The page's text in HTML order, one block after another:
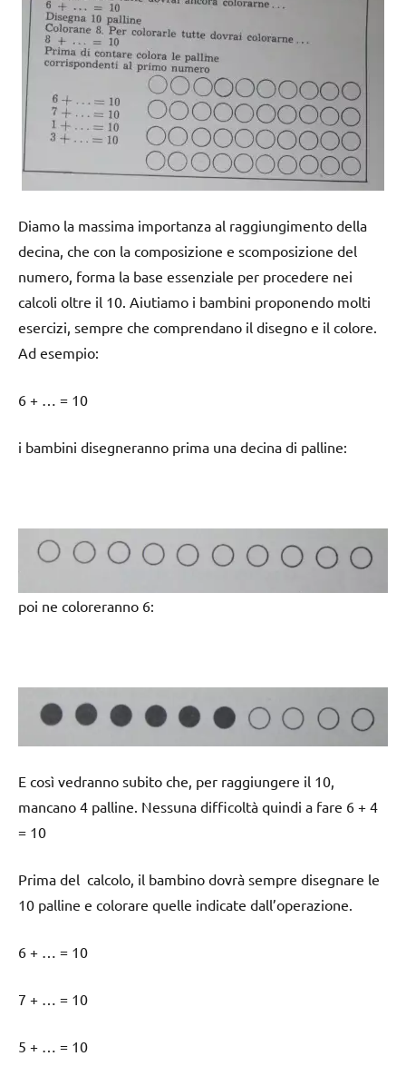
Diamo la massima importanza al raggiungimento della
decina, che con la composizione e scomposizione del
numero, forma la base essenziale per procedere nei
calcoli oltre il 10. Aiutiamo i bambini proponendo molti
esercizi, sempre che comprendano il disegno e il colore.
Ad esempio:
6 + … = 10
i bambini disegneranno prima una decina di palline:
poi ne coloreranno 6:
E così vedranno subito che, per raggiungere il 10,
mancano 4 palline. Nessuna difficoltà quindi a fare 6 + 4
= 10
Prima del calcolo, il bambino dovrà sempre disegnare le
10 palline e colorare quelle indicate dall’operazione.
6 + … = 10
7 + … = 10
5 + … = 10